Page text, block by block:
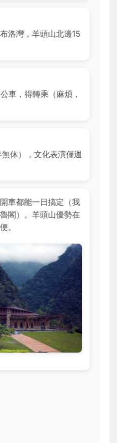
洛灣，羊頭山北邊15
車，得轉乘（麻煩，
休），文化表演僅週
車都能一日搞定（我
閣）。羊頭山優勢在
。